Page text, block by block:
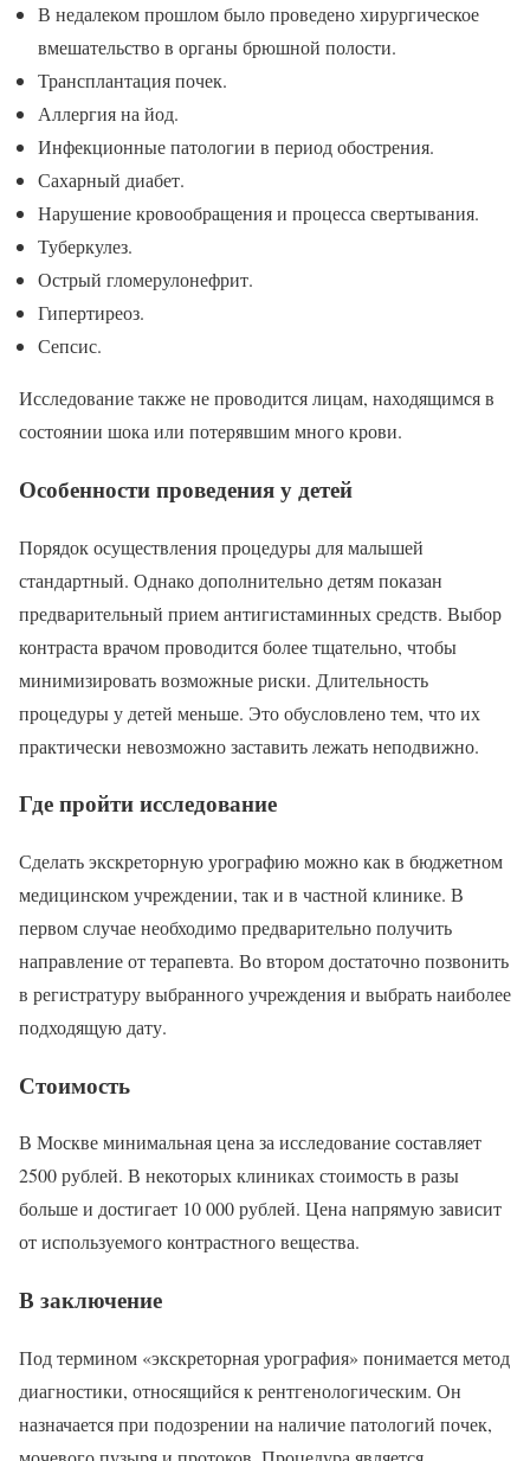
В недалеком прошлом было проведено хирургическое
вмешательство в органы брюшной полости.
Трансплантация почек.
Аллергия на йод.
Инфекционные патологии в период обострения.
Сахарный диабет.
Нарушение кровообращения и процесса свертывания.
Туберкулез.
Острый гломерулонефрит.
Гипертиреоз.
Сепсис.
Исследование также не проводится лицам, находящимся в
состоянии шока или потерявшим много крови.
Особенности проведения у детей
Порядок осуществления процедуры для малышей
стандартный. Однако дополнительно детям показан
предварительный прием антигистаминных средств. Выбор
контраста врачом проводится более тщательно, чтобы
минимизировать возможные риски. Длительность
процедуры у детей меньше. Это обусловлено тем, что их
практически невозможно заставить лежать неподвижно.
Где пройти исследование
Сделать экскреторную урографию можно как в бюджетном
медицинском учреждении, так и в частной клинике. В
первом случае необходимо предварительно получить
направление от терапевта. Во втором достаточно позвонить
в регистратуру выбранного учреждения и выбрать наиболее
подходящую дату.
Стоимость
В Москве минимальная цена за исследование составляет
2500 рублей. В некоторых клиниках стоимость в разы
больше и достигает 10 000 рублей. Цена напрямую зависит
от используемого контрастного вещества.
В заключение
Под термином «экскреторная урография» понимается метод
диагностики, относящийся к рентгенологическим. Он
назначается при подозрении на наличие патологий почек,